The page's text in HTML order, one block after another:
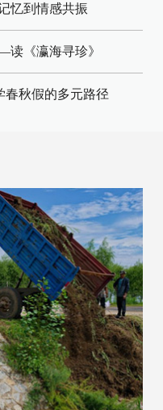
忆到情感共振
《瀛海寻珍》
春秋假的多元路径